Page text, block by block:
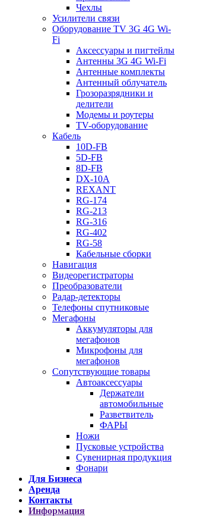
Чехлы
Усилители связи
Оборудование TV 3G 4G Wi-
Fi
Аксессуары и пигтейлы
Антенны 3G 4G Wi-Fi
Антенные комплекты
Антенный облучатель
Грозоразрядники и
делители
Модемы и роутеры
TV-оборудование
Кабель
10D-FB
5D-FB
8D-FB
DX-10A
REXANT
RG-174
RG-213
RG-316
RG-402
RG-58
Кабельные сборки
Навигация
Видеорегистраторы
Преобразователи
Радар-детекторы
Телефоны спутниковые
Мегафоны
Аккумуляторы для
мегафонов
Микрофоны для
мегафонов
Сопутствующие товары
Автоаксессуары
Держатели
автомобильные
Разветвитель
ФАРЫ
Ножи
Пусковые устройства
Сувенирная продукция
Фонари
Для Бизнеса
Аренда
Контакты
Информация